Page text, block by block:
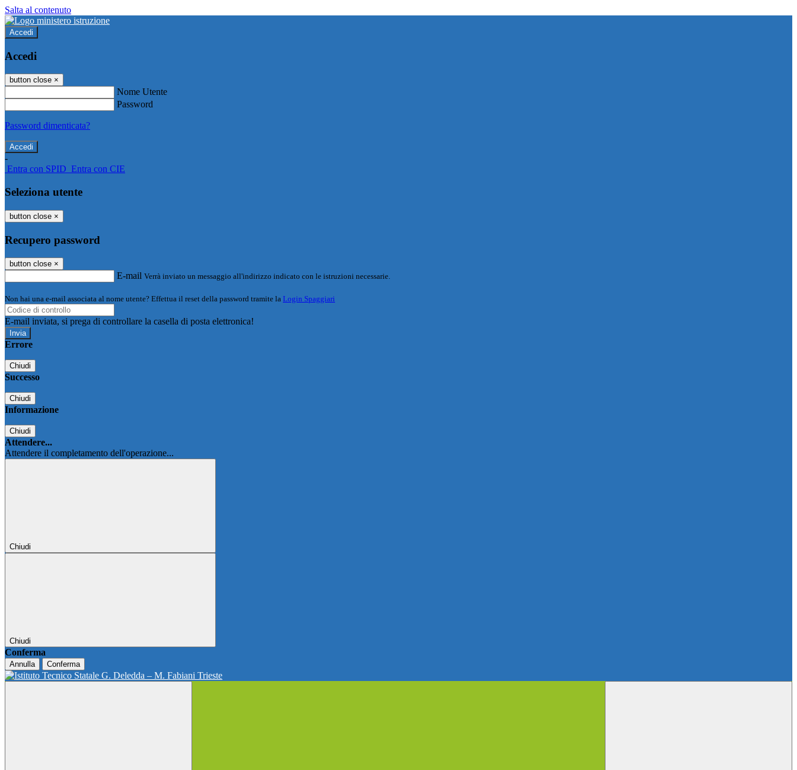
Salta al contenuto
Accedi
Accedi
button close ×
Nome Utente
Password
Password dimenticata?
-
Entra con SPID Entra con CIE
Seleziona utente
button close ×
Recupero password
button close ×
E-mail Verrà inviato un messaggio all'indirizzo indicato con le istruzioni necessarie.
Non hai una e-mail associata al nome utente? Effettua il reset della password tramite la Login Spaggiari
E-mail inviata, si prega di controllare la casella di posta elettronica!
Errore
Chiudi
Successo
Chiudi
Informazione
Chiudi
Attendere...
Attendere il completamento dell'operazione...
Chiudi
Chiudi
Conferma
Annulla Conferma